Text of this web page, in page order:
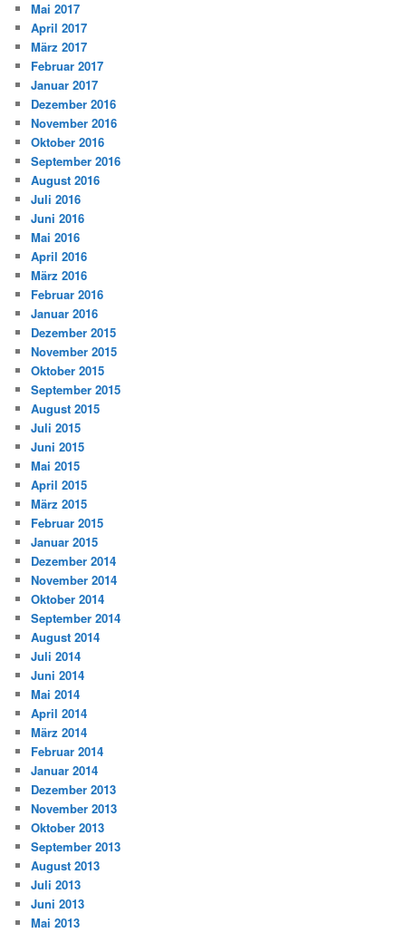
Mai 2017
April 2017
März 2017
Februar 2017
Januar 2017
Dezember 2016
November 2016
Oktober 2016
September 2016
August 2016
Juli 2016
Juni 2016
Mai 2016
April 2016
März 2016
Februar 2016
Januar 2016
Dezember 2015
November 2015
Oktober 2015
September 2015
August 2015
Juli 2015
Juni 2015
Mai 2015
April 2015
März 2015
Februar 2015
Januar 2015
Dezember 2014
November 2014
Oktober 2014
September 2014
August 2014
Juli 2014
Juni 2014
Mai 2014
April 2014
März 2014
Februar 2014
Januar 2014
Dezember 2013
November 2013
Oktober 2013
September 2013
August 2013
Juli 2013
Juni 2013
Mai 2013